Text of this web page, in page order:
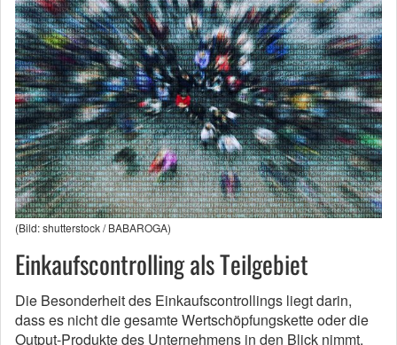
(Bild: shutterstock / BABAROGA)
Einkaufscontrolling als Teilgebiet
Die Besonderheit des Einkaufscontrollings liegt darin,
dass es nicht die gesamte Wertschöpfungskette oder die
Output-Produkte des Unternehmens in den Blick nimmt,